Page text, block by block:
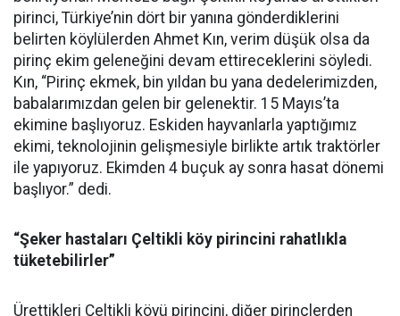
pirinci, Türkiye’nin dört bir yanına gönderdiklerini
belirten köylülerden Ahmet Kın, verim düşük olsa da
pirinç ekim geleneğini devam ettireceklerini söyledi.
Kın, “Pirinç ekmek, bin yıldan bu yana dedelerimizden,
babalarımızdan gelen bir gelenektir. 15 Mayıs’ta
ekimine başlıyoruz. Eskiden hayvanlarla yaptığımız
ekimi, teknolojinin gelişmesiyle birlikte artık traktörler
ile yapıyoruz. Ekimden 4 buçuk ay sonra hasat dönemi
başlıyor.” dedi.
“Şeker hastaları Çeltikli köy pirincini rahatlıkla
tüketebilirler”
Ürettikleri Çeltikli köyü pirincini, diğer pirinçlerden